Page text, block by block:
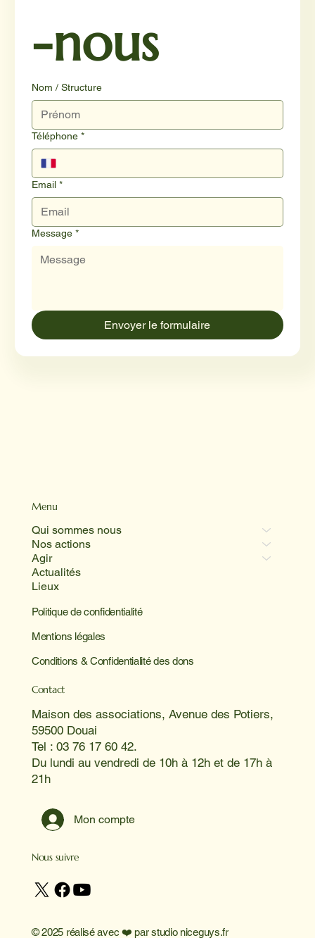
Menu
Qui sommes nous
Nos actions
Agir
Actualités
Lieux
Politique de confidentialité
Mentions légales
Conditions & Confidentialité des dons
Contact
Maison des associations, Avenue des Potiers,
59500 Douai
Tel : 03 76 17 60 42.
Du lundi au vendredi de 10h à 12h et de 17h à
21h
Mon compte
Nous suivre
© 2025 réalisé avec ❤️ parstudio niceguys.fr
-nous
Nom / Structure
Téléphone *
Email *
Message *
Envoyer le formulaire